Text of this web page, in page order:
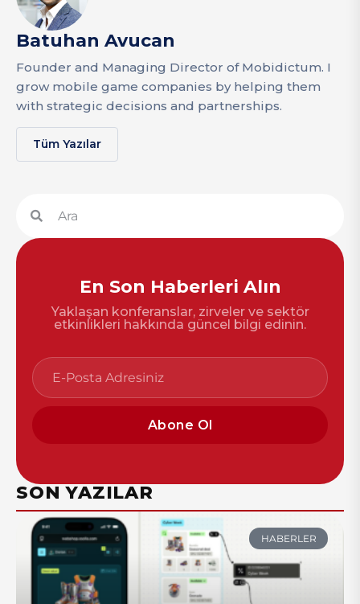
Batuhan Avucan
Founder and Managing Director of Mobidictum. I
grow mobile game companies by helping them
with strategic decisions and partnerships.
Tüm Yazılar
En Son Haberleri Alın
Yaklaşan konferanslar, zirveler ve sektör
etkinlikleri hakkında güncel bilgi edinin.
Abone Ol
SON YAZILAR
HABERLER